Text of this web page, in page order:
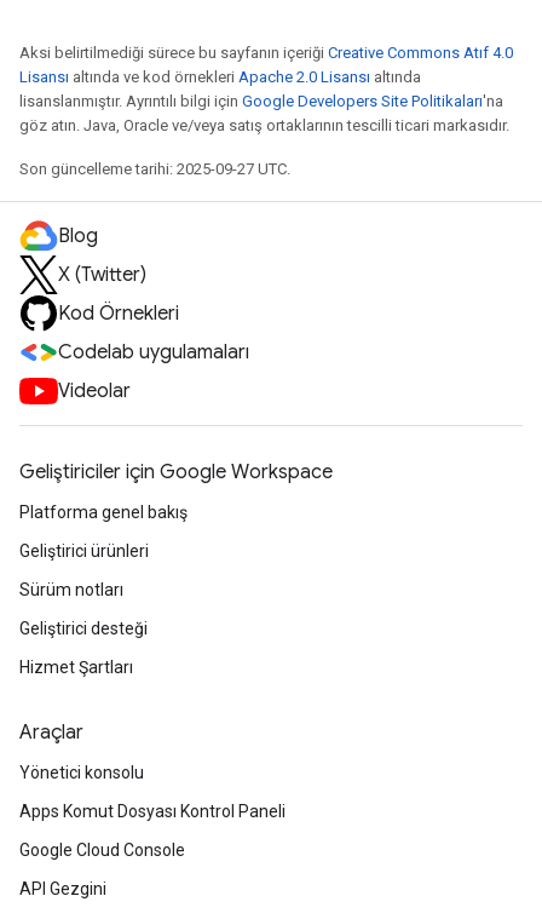
Aksi belirtilmediği sürece bu sayfanın içeriği Creative Commons Atıf 4.0
Lisansı altında ve kod örnekleri Apache 2.0 Lisansı altında
lisanslanmıştır. Ayrıntılı bilgi için Google Developers Site Politikaları'na
göz atın. Java, Oracle ve/veya satış ortaklarının tescilli ticari markasıdır.
Son güncelleme tarihi: 2025-09-27 UTC.
Blog
X (Twitter)
Kod Örnekleri
Codelab uygulamaları
Videolar
Geliştiriciler için Google Workspace
Platforma genel bakış
Geliştirici ürünleri
Sürüm notları
Geliştirici desteği
Hizmet Şartları
Araçlar
Yönetici konsolu
Apps Komut Dosyası Kontrol Paneli
Google Cloud Console
API Gezgini